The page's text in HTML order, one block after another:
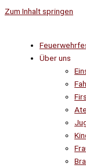
Zum Inhalt springen
Über uns